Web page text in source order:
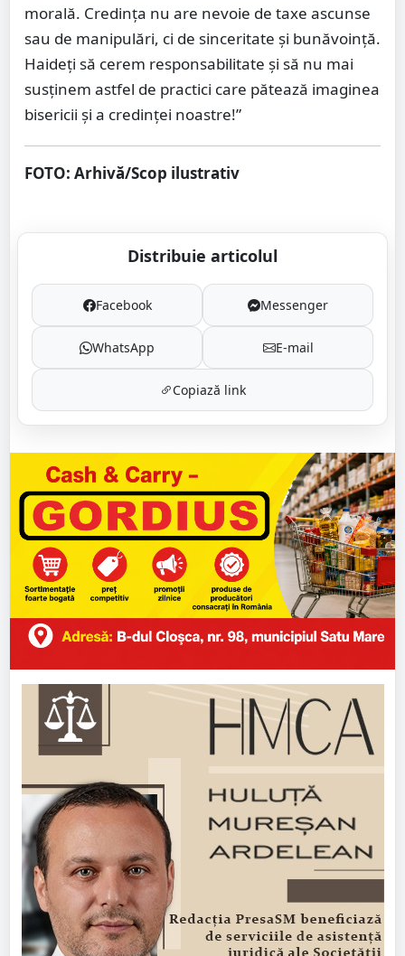
morală. Credința nu are nevoie de taxe ascunse
sau de manipulări, ci de sinceritate și bunăvoință.
Haideți să cerem responsabilitate și să nu mai
susținem astfel de practici care pătează imaginea
bisericii și a credinței noastre!”
FOTO: Arhivă/Scop ilustrativ
Distribuie articolul
Facebook Messenger
WhatsApp E-mail
Copiază link